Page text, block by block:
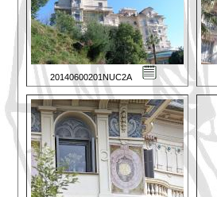
20140600201NUC2A